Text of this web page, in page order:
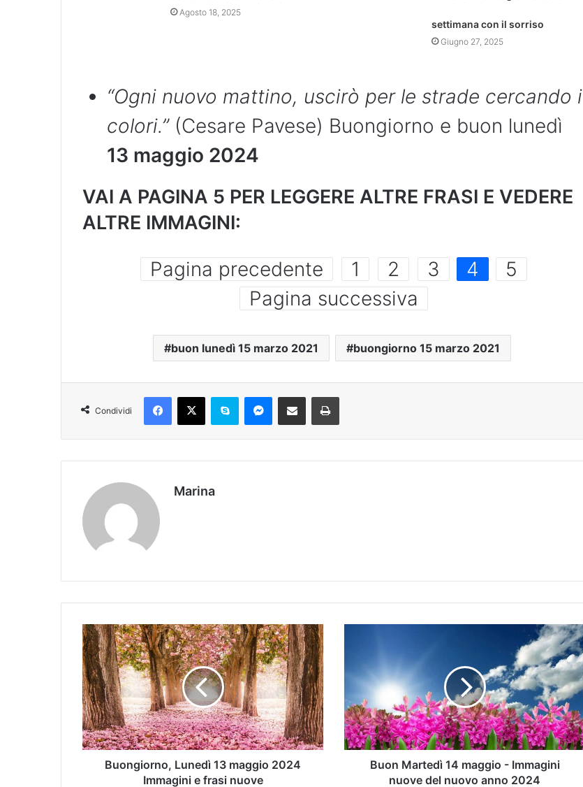
Agosto 18, 2025
settimana con il sorriso
Giugno 27, 2025
“Ogni nuovo mattino, uscirò per le strade cercando i
colori.”(Cesare Pavese) Buongiorno e buon lunedì
13 maggio 2024
VAI A PAGINA 5 PER LEGGERE ALTRE FRASI E VEDERE
ALTRE IMMAGINI:
Pagina precedente 1 2 3 4
5
Pagina successiva
buon lunedì 15 marzo 2021 buongiorno 15 marzo 2021
Condividi
Marina
Buongiorno, Lunedì 13 maggio 2024
Immagini e frasi nuove
Buon Martedì 14 maggio - Immagini
nuove del nuovo anno 2024